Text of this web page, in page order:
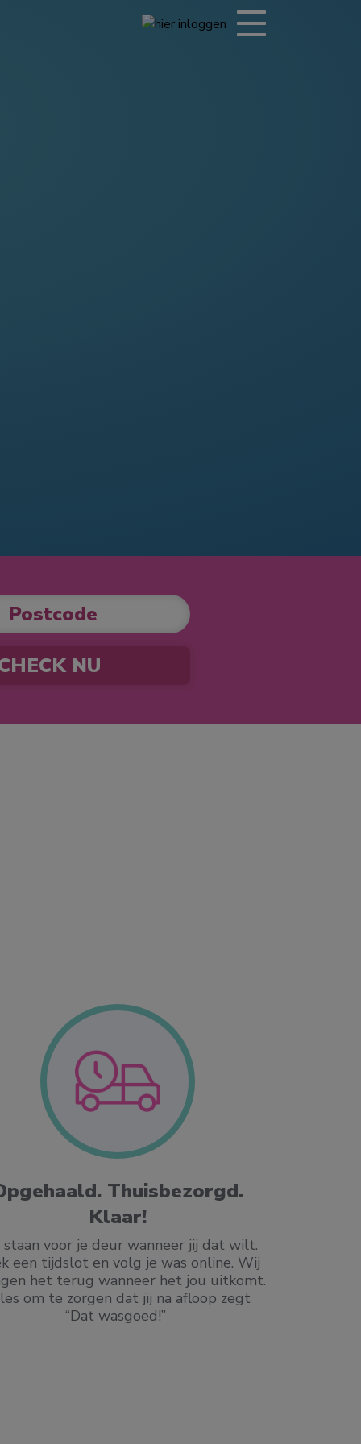
Thuisbezorgd.
Klaar!
voor je deur wanneer jij dat wilt.
een tijdslot en volg je was online. Wij
het terug wanneer het jou uitkomt.
om te zorgen dat jij na afloop zegt
“Dat wasgoed!”